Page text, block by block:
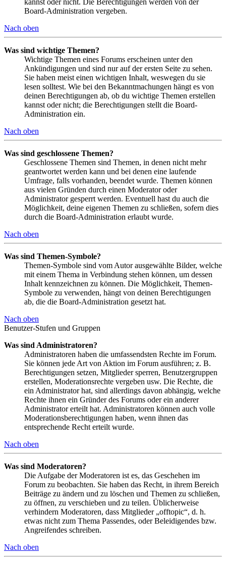
Board-Administration vergeben.
Nach oben
Was sind wichtige Themen?
Wichtige Themen eines Forums erscheinen unter den
Ankündigungen und sind nur auf der ersten Seite zu sehen.
Sie haben meist einen wichtigen Inhalt, weswegen du sie
lesen solltest. Wie bei den Bekanntmachungen hängt es von
deinen Berechtigungen ab, ob du wichtige Themen erstellen
kannst oder nicht; die Berechtigungen stellt die Board-
Administration ein.
Nach oben
Was sind geschlossene Themen?
Geschlossene Themen sind Themen, in denen nicht mehr
geantwortet werden kann und bei denen eine laufende
Umfrage, falls vorhanden, beendet wurde. Themen können
aus vielen Gründen durch einen Moderator oder
Administrator gesperrt werden. Eventuell hast du auch die
Möglichkeit, deine eigenen Themen zu schließen, sofern dies
durch die Board-Administration erlaubt wurde.
Nach oben
Was sind Themen-Symbole?
Themen-Symbole sind vom Autor ausgewählte Bilder, welche
mit einem Thema in Verbindung stehen können, um dessen
Inhalt kennzeichnen zu können. Die Möglichkeit, Themen-
Symbole zu verwenden, hängt von deinen Berechtigungen
ab, die die Board-Administration gesetzt hat.
Nach oben
Benutzer-Stufen und Gruppen
Was sind Administratoren?
Administratoren haben die umfassendsten Rechte im Forum.
Sie können jede Art von Aktion im Forum ausführen; z. B.
Berechtigungen setzen, Mitglieder sperren, Benutzergruppen
erstellen, Moderationsrechte vergeben usw. Die Rechte, die
ein Administrator hat, sind allerdings davon abhängig, welche
Rechte ihnen ein Gründer des Forums oder ein anderer
Administrator erteilt hat. Administratoren können auch volle
Moderationsberechtigungen haben, wenn ihnen das
entsprechende Recht erteilt wurde.
Nach oben
Was sind Moderatoren?
Die Aufgabe der Moderatoren ist es, das Geschehen im
Forum zu beobachten. Sie haben das Recht, in ihrem Bereich
Beiträge zu ändern und zu löschen und Themen zu schließen,
zu öffnen, zu verschieben und zu teilen. Üblicherweise
verhindern Moderatoren, dass Mitglieder „offtopic“, d. h.
etwas nicht zum Thema Passendes, oder Beleidigendes bzw.
Angreifendes schreiben.
Nach oben